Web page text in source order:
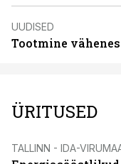
UUDISED
Tootmine
ÜRITUSED
TALLINN - IDA-